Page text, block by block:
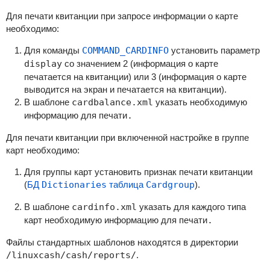
Для печати квитанции при запросе информации о карте
необходимо:
Для команды COMMAND_CARDINFOустановить параметр
displayсо значением 2 (информация о карте
печатается на квитанции) или 3 (информация о карте
выводится на экран и печатается на квитанции).
В шаблоне cardbalance.xml указать необходимую
информацию для печати.
Для печати квитанции при включенной настройке в группе
карт необходимо:
Для группы карт установить признак печати квитанции
(БД Dictionaries таблица Cardgroup).
В шаблоне cardinfo .xml указать для каждого типа
карт необходимую информацию для печати.
Файлы стандартных шаблонов находятся в директории
/linuxcash/cash/reports/.